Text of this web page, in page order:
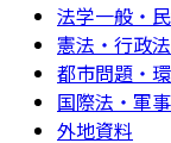
法学一般・
憲法・行政
都市問題・
国際法・軍
外地資料